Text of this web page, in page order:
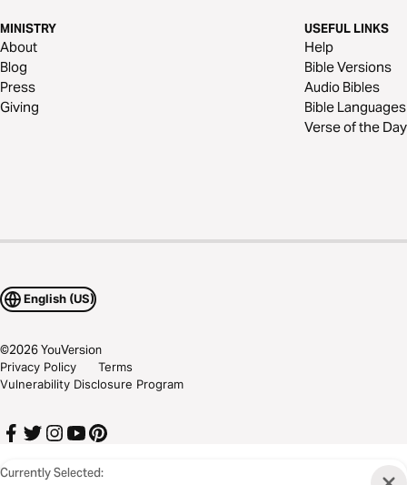
Currently Selected:
MINISTRY
About
Blog
Press
Giving
USEFUL LINKS
Help
Bible Versions
Audio Bibles
Bible Languages
Verse of the Day
English (US)
©2026YouVersion
Privacy Policy
Terms
Vulnerability Disclosure Program